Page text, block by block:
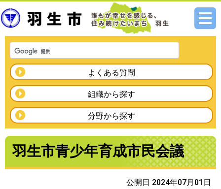
メニ
よくある質問
組織から探す
分野から探す
羽生市青少年育成市民会議
公開日 2024年07月01日